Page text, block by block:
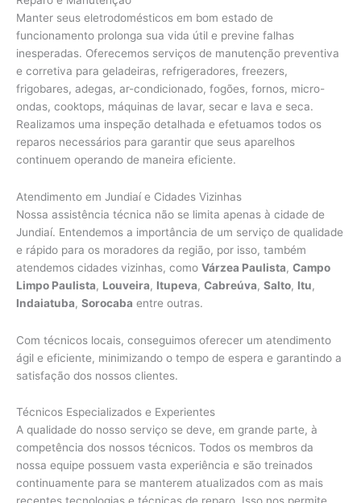
Manter seus eletrodomésticos em bom estado de
funcionamento prolonga sua vida útil e previne falhas
inesperadas. Oferecemos serviços de manutenção preventiva
e corretiva para geladeiras, refrigeradores, freezers,
frigobares, adegas, ar-condicionado, fogões, fornos, micro-
ondas, cooktops, máquinas de lavar, secar e lava e seca.
Realizamos uma inspeção detalhada e efetuamos todos os
reparos necessários para garantir que seus aparelhos
continuem operando de maneira eficiente.
Atendimento em Jundiaí e Cidades Vizinhas
Nossa assistência técnica não se limita apenas à cidade de
Jundiaí. Entendemos a importância de um serviço de qualidade
e rápido para os moradores da região, por isso, também
atendemos cidades vizinhas, como Várzea Paulista, Campo
Limpo Paulista, Louveira, Itupeva, Cabreúva, Salto, Itu,
Indaiatuba, Sorocaba entre outras.
Com técnicos locais, conseguimos oferecer um atendimento
ágil e eficiente, minimizando o tempo de espera e garantindo a
satisfação dos nossos clientes.
Técnicos Especializados e Experientes
A qualidade do nosso serviço se deve, em grande parte, à
competência dos nossos técnicos. Todos os membros da
nossa equipe possuem vasta experiência e são treinados
continuamente para se manterem atualizados com as mais